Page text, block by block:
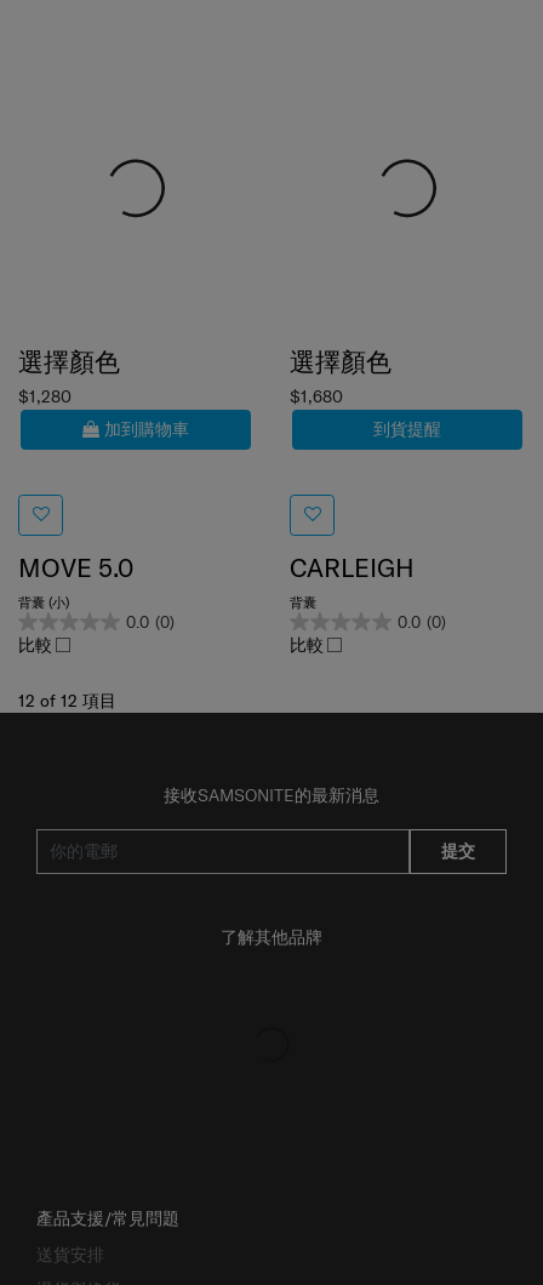
$1,280
加到購物車
MOVE 5.0
背囊 (小)
比較
$1,680
到貨提醒
CARLEIGH
背囊
比較
提交
送貨安排
退貨與換貨